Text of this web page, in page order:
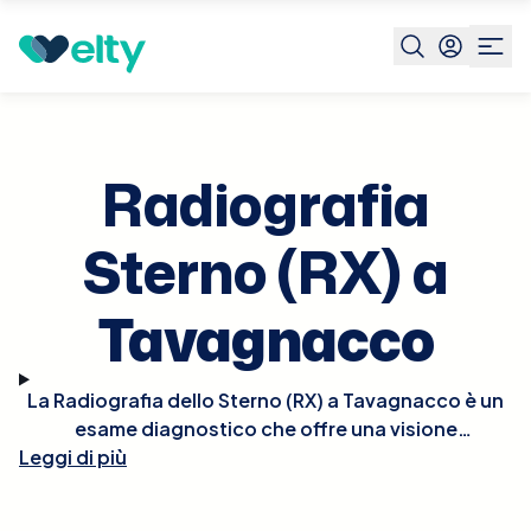
Prenota visita Tavagnacco
Radiografia
Sterno (RX) a
Tavagnacco
La Radiografia dello Sterno (RX) a Tavagnacco è un
esame diagnostico che offre una visione
dettagliata dello sterno, essenziale per valutare
Leggi di più